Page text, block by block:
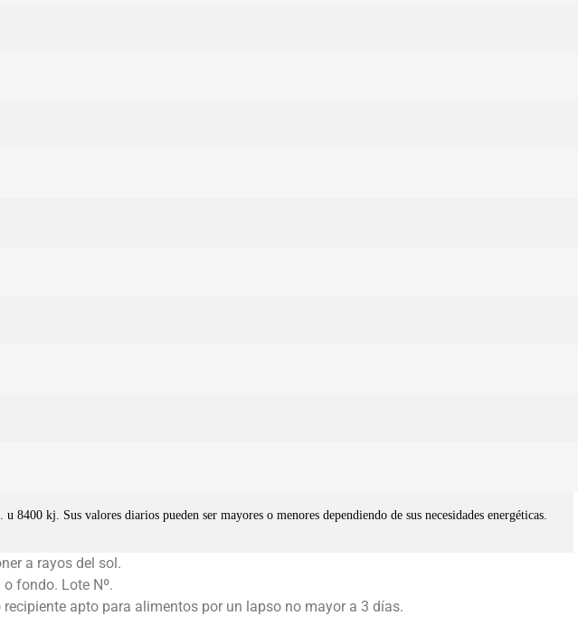
8400 kj. Sus valores diarios pueden ser mayores o menores dependiendo de sus necesidades energéticas.
a rayos del sol.
fondo. Lote Nº.
apto para alimentos por un lapso no mayor a 3 días.